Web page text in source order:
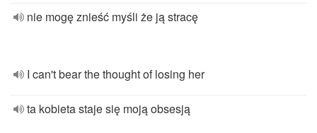
nie mogę znieść myśli że ją stracę
I can't bear the thought of losing her
ta kobieta staje się moją obsesją